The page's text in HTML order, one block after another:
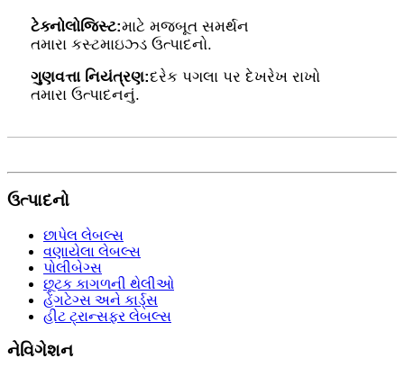
ટેક્નોલોજિસ્ટ:માટે મજબૂત સમર્થન
તમારા કસ્ટમાઇઝ્ડ ઉત્પાદનો.
ગુણવત્તા નિયંત્રણ:દરેક પગલા પર દેખરેખ રાખો
તમારા ઉત્પાદનનું.
ઉત્પાદનો
છાપેલ લેબલ્સ
વણાયેલા લેબલ્સ
પોલીબેગ્સ
છૂટક કાગળની થેલીઓ
હેંગટેગ્સ અને કાર્ડ્સ
હીટ ટ્રાન્સફર લેબલ્સ
નેવિગેશન